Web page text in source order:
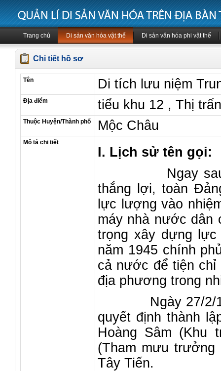
Trang chủ Di sản văn hóa vật thể Di sản văn hóa phi vật thể
Chi tiết hồ sơ
Tên Di tích lưu niệm
Địa điểm tiểu khu 12 , Thị
Thuộc Huyện/Thành phố Mộc Châu
Mô tả chi tiết
I. Lịch sử tên gọi:
Ngay sau khi
thắng lợi, toàn
lực lượng vào
máy nhà nước dân
trọng xây dựng
năm 1945 chính
cả nước để tiện chỉ
địa phương trong
Ngày 27/2/1947
quyết định thành
Hoàng Sâm (Khu
(Tham mưu
Tây Tiến.